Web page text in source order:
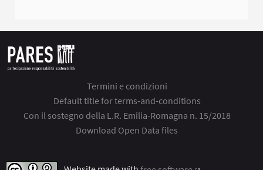
Termini e condizioni
Default title for terms-and-conditions
Con il sostegno della L.R. Emilia-Romagna n. 15/2018
Download Open Data files